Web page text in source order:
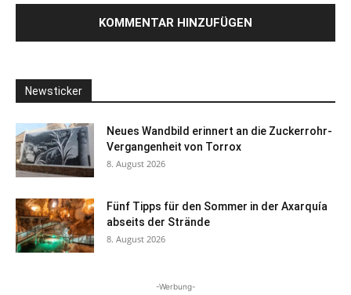
Newsticker
Neues Wandbild erinnert an die Zuckerrohr-
Vergangenheit von Torrox
8. August 2026
Fünf Tipps für den Sommer in der Axarquía
abseits der Strände
8. August 2026
-Werbung-